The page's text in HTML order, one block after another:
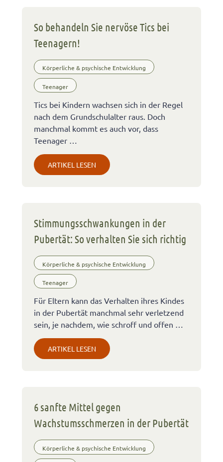
So behandeln Sie nervöse Tics bei
Teenagern!
Körperliche & psychische Entwicklung
Teenager
Tics bei Kindern wachsen sich in der Regel
nach dem Grundschulalter raus. Doch
manchmal kommt es auch vor, dass
Teenager …
ARTIKEL LESEN
Stimmungsschwankungen in der
Pubertät: So verhalten Sie sich richtig
Körperliche & psychische Entwicklung
Teenager
Für Eltern kann das Verhalten ihres Kindes
in der Pubertät manchmal sehr verletzend
sein, je nachdem, wie schroff und offen …
ARTIKEL LESEN
6 sanfte Mittel gegen
Wachstumsschmerzen in der Pubertät
Körperliche & psychische Entwicklung